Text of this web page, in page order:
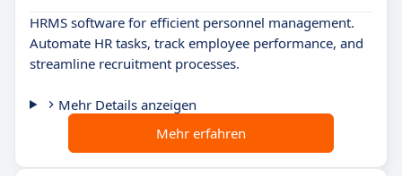
HRMS software for efficient personnel management.
Automate HR tasks, track employee performance, and
streamline recruitment processes.
Mehr Details anzeigen
Mehr erfahren